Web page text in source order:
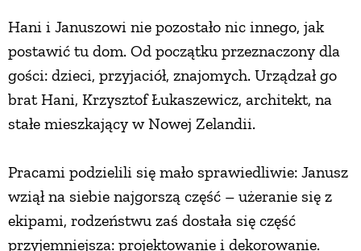
Hani i Januszowi nie pozostało nic innego, jak
postawić tu dom. Od początku przeznaczony dla
gości: dzieci, przyjaciół, znajomych. Urządzał go
brat Hani, Krzysztof Łukaszewicz, architekt, na
stałe mieszkający w Nowej Zelandii.
Pracami podzielili się mało sprawiedliwie: Janusz
wziął na siebie najgorszą część – użeranie się z
ekipami, rodzeństwu zaś dostała się część
przyjemniejsza: projektowanie i dekorowanie.